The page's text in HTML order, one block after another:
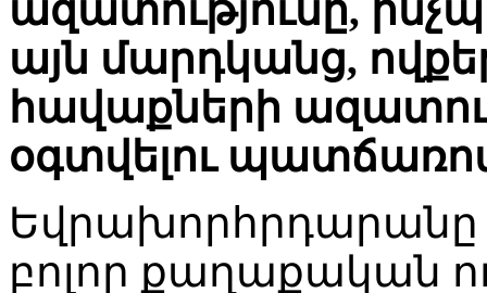
ազատությունը,
այն մարդկանց,
հավաքների
օգտվելու
Եվրախորհրդարանը
բոլոր քաղաքական